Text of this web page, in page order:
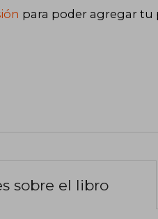
para poder agregar tu
sobre el libro